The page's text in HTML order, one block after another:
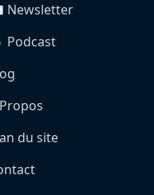
Newsletter
Podcast
du site